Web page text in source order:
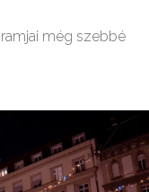
még szebbé